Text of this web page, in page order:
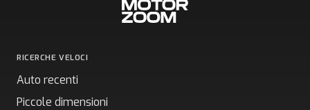
RICERCHE VELOCI
Auto recenti
Piccole dimensioni